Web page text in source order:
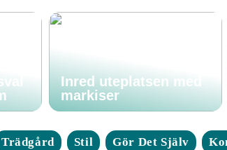
Inred uteplatsen med
markiser
Trädgård Stil Gör Det Själv